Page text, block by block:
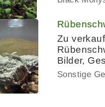
Zu
Bilder,
Sonstige